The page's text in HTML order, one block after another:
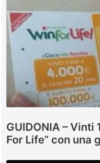
GUIDONIA – Vinti
For Life” con una